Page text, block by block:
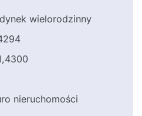
wielorodzinny
nieruchomości